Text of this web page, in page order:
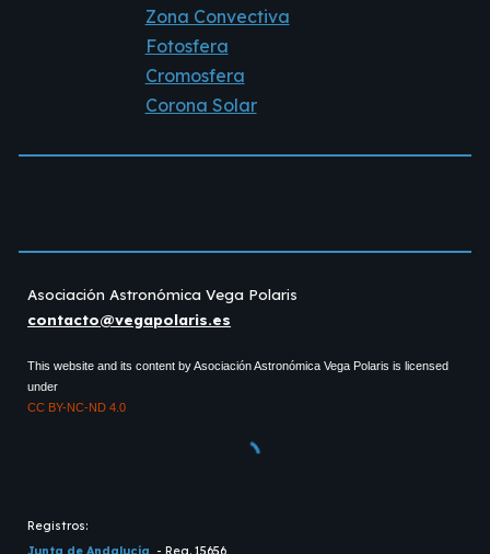
Zona Convectiva
Fotosfera
Cromosfera
Corona Solar
Asociación Astronómica Vega Polaris
contacto@vegapolaris.es
This website and its content byAsociaciónAstronómica Vega Polaris is licensed
under
CC BY-NC-ND 4.0
Registros:
Junta de Andalucía - Reg. 15656